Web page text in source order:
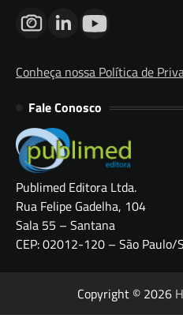
Conheça nossa Política de
Fale Conosco
Publimed Editora Ltda.
Rua Felipe Gadelha, 104
Sala 55 – Santana
CEP: 02012-120 – São Paulo/
Copyright © 2026